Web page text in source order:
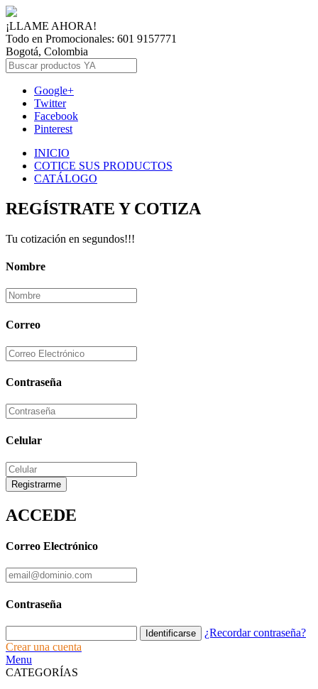
¡LLAME AHORA!
Todo en Promocionales: 601 9157771
Bogotá, Colombia
Google+
Twitter
Facebook
Pinterest
INICIO
COTICE SUS PRODUCTOS
CATÁLOGO
REGÍSTRATE Y COTIZA
Tu cotización en segundos!!!
Nombre
Correo
Contraseña
Celular
Registrarme
ACCEDE
Correo Electrónico
Contraseña
¿Recordar contraseña?
Crear una cuenta
Menu
CATEGORÍAS